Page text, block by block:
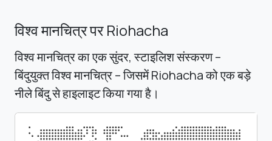
विश्व मानचित्र पर Riohacha
विश्व मानचित्र का एक सुंदर, स्टाइलिश संस्करण –
बिंदुयुक्त विश्व मानचित्र – जिसमें Riohacha को एक बड़े
नीले बिंदु से हाइलाइट किया गया है।